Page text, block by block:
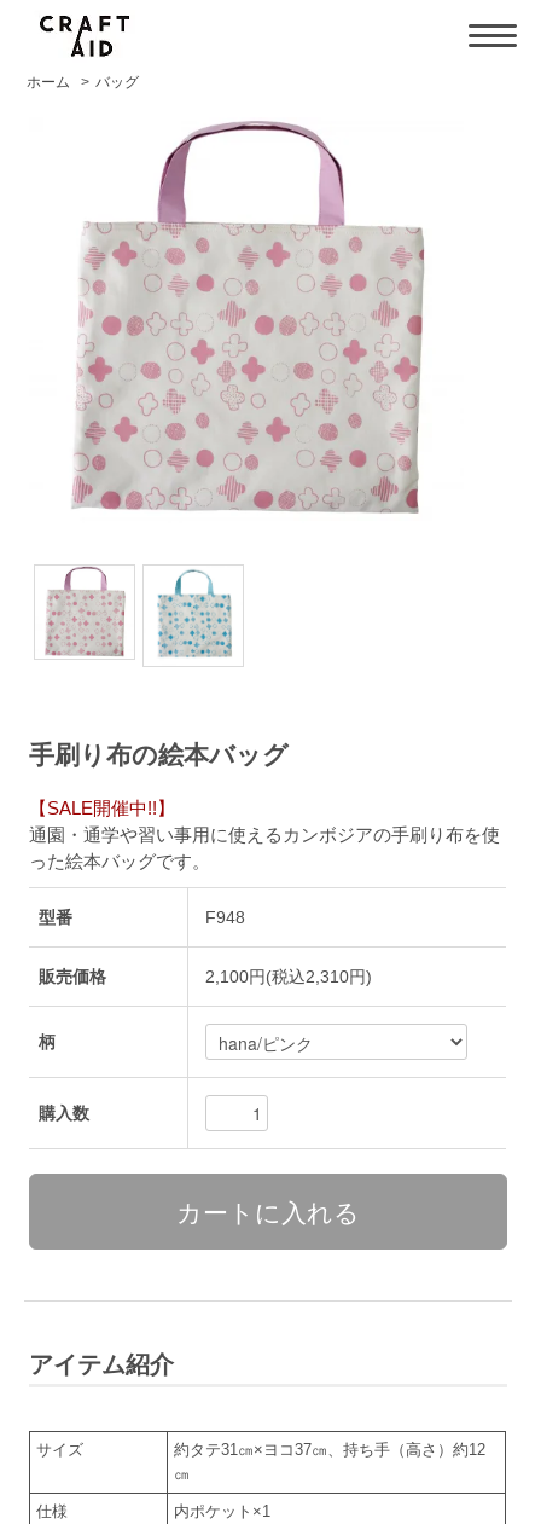
ホーム > バッグ
手刷り布の絵本バッグ
【SALE開催中!!】
通園・通学や習い事用に使えるカンボジアの手刷り布を使
った絵本バッグです。
型番 F948
販売価格 2,100円(税込2,310円)
柄
購入数
アイテム紹介
サイズ
約タテ31㎝×ヨコ37㎝、持ち手（高さ）約12
㎝
仕様 内ポケット×1